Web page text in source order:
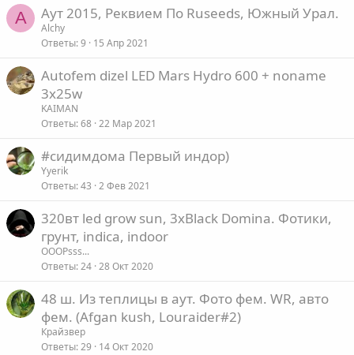
A Аут 2015, Реквием По Ruseeds, Южный Урал.
Alchy
Ответы 9 15 Апр 2021
Autofem dizel LED Mars Hydro 600 + noname
3x25w
KAIMAN
Ответы 68 22 Мар 2021
#сидимдома Первый индор)
Yyerik
Ответы 43 2 Фев 2021
320вт led grow sun, 3xBlack Domina. Фотики,
грунт, indica, indoor
OOOPsss...
Ответы 24 28 Окт 2020
48 ш. Из теплицы в аут. Фото фем. WR, авто
фем. (Afgan kush, Louraider#2)
Крайзвер
Ответы 29 14 Окт 2020